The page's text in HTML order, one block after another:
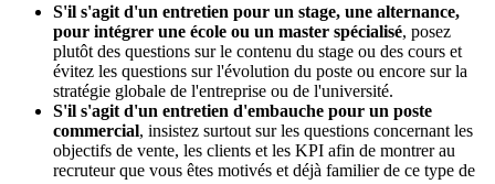
S'il s'agit d'un entretien pour un stage, une alternance,
pour intégrer une école ou un master spécialisé, posez
plutôt des questions sur le contenu du stage ou des cours et
évitez les questions sur l'évolution du poste ou encore sur la
stratégie globale de l'entreprise ou de l'université.
S'il s'agit d'un entretien d'embauche pour un poste
commercial, insistez surtout sur les questions concernant les
objectifs de vente, les clients et les KPI afin de montrer au
recruteur que vous êtes motivés et déjà familier de ce type de